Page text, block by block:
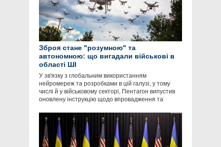
Зброя стане "розумною" та
автономною: що вигадали військові в
області ШІ
У зв'язку з глобальним використанням
нейромереж та розробками в цій галузі, у тому
числі й у військовому секторі, Пентагон випустив
оновлену інструкцію щодо впровадження та